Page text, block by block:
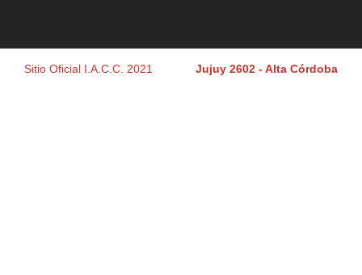
Sitio Oficial I.A.C.C. 2021 Jujuy 2602 - Alta Córdoba